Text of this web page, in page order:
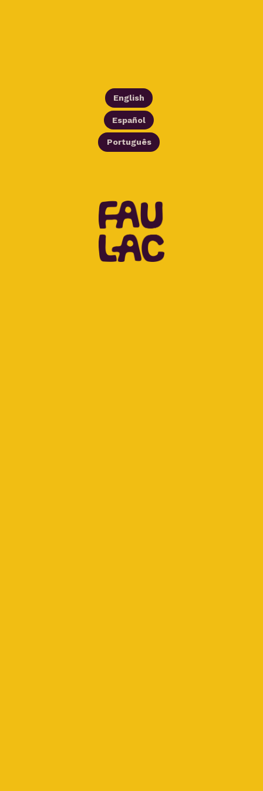
English
Español
Português